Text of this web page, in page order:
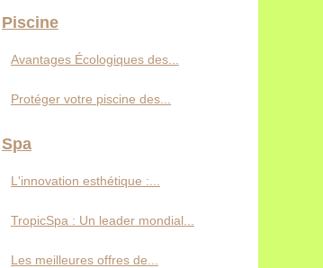
Piscine
Avantages Écologiques des...
Protéger votre piscine des...
Spa
L'innovation esthétique :...
TropicSpa : Un leader mondial...
Les meilleures offres de...